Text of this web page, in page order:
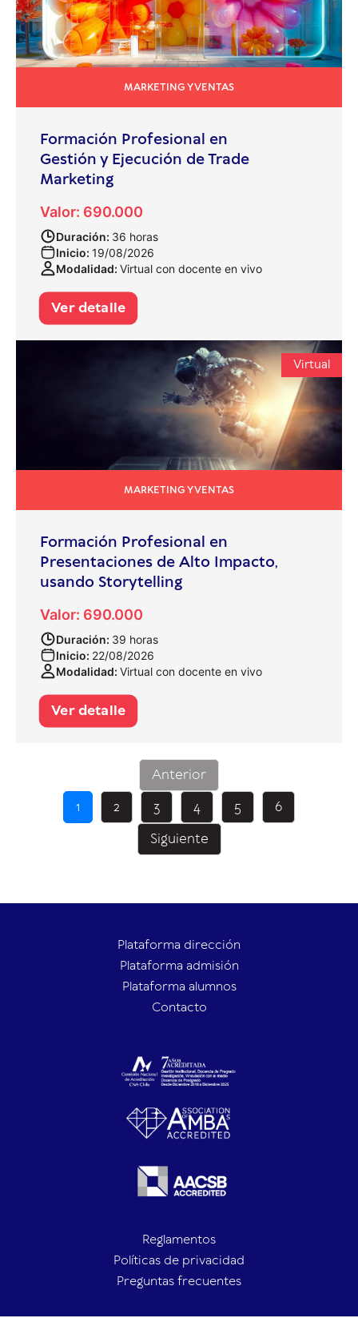
MARKETING Y VENTAS
Formación Profesional en
Gestión y Ejecución de Trade
Marketing
Valor: 690.000
Duración: 36 horas
Inicio: 19/08/2026
Modalidad: Virtual con docente en vivo
Ver detalle
Virtual
MARKETING Y VENTAS
Formación Profesional en
Presentaciones de Alto Impacto,
usando Storytelling
Valor: 690.000
Duración: 39 horas
Inicio: 22/08/2026
Modalidad: Virtual con docente en vivo
Ver detalle
Anterior
1
2 3 4 5
6
Siguiente
Plataforma dirección
Plataforma admisión
Plataforma alumnos
Contacto
Reglamentos
Políticas de privacidad
Preguntas frecuentes